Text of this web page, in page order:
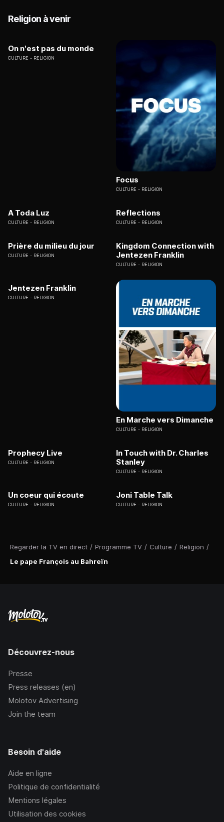
Regarder la TV en direct / Programme TV / Culture / Religion /
Le pape François au Bahreïn
Religion à venir
On n'est pas du monde
CULTURE RELIGION
Focus
CULTURE RELIGION
A Toda Luz
CULTURE RELIGION
Reflections
CULTURE RELIGION
Prière du milieu du jour
CULTURE RELIGION
Kingdom Connection with
Jentezen Franklin
CULTURE RELIGION
Jentezen Franklin
CULTURE RELIGION
En Marche vers Dimanche
CULTURE RELIGION
Prophecy Live
CULTURE RELIGION
In Touch with Dr. Charles
Stanley
CULTURE RELIGION
Un coeur qui écoute
CULTURE RELIGION
Joni Table Talk
CULTURE RELIGION
Découvrez-nous
Presse
Press releases (en)
Molotov Advertising
Join the team
Besoin d'aide
Aide en ligne
Politique de confidentialité
Mentions légales
Utilisation des cookies